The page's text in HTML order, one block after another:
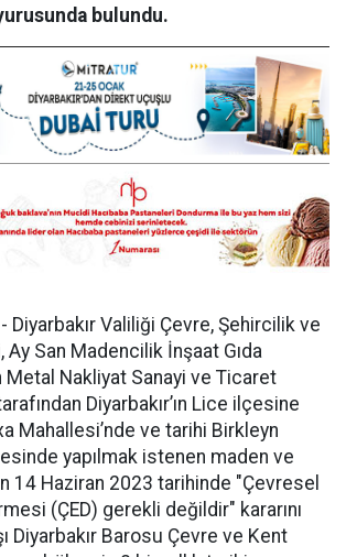
bulundu.
- Diyarbakır Valiliği Çevre, Şehircilik ve
San Madencilik İnşaat Gıda
Metal Nakliyat Sanayi ve Ticaret
Diyarbakır’ın Lice ilçesine
Mahallesi’nde ve tarihi Birkleyn
yapılmak istenen maden ve
14 Haziran 2023 tarihinde "Çevresel
(ÇED) gerekli değildir" kararını
Diyarbakır Barosu Çevre ve Kent